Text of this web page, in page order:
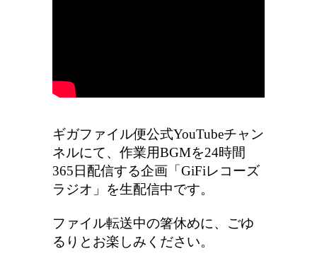
ギガファイル便公式YouTubeチャン
ネルにて、作業用BGMを24時間
365日配信する企画「GiFiレコーズ
ラジオ」を生配信中です。
ファイル転送中の箸休めに、ごゆ
るりとお楽しみください。